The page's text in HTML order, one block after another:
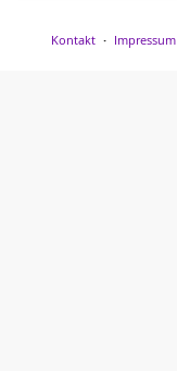
Kontakt Impressum